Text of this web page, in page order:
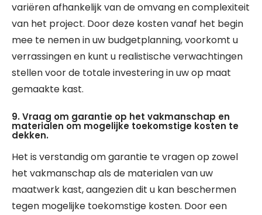
variëren afhankelijk van de omvang en complexiteit
van het project. Door deze kosten vanaf het begin
mee te nemen in uw budgetplanning, voorkomt u
verrassingen en kunt u realistische verwachtingen
stellen voor de totale investering in uw op maat
gemaakte kast.
9. Vraag om garantie op het vakmanschap en
materialen om mogelijke toekomstige kosten te
dekken.
Het is verstandig om garantie te vragen op zowel
het vakmanschap als de materialen van uw
maatwerk kast, aangezien dit u kan beschermen
tegen mogelijke toekomstige kosten. Door een